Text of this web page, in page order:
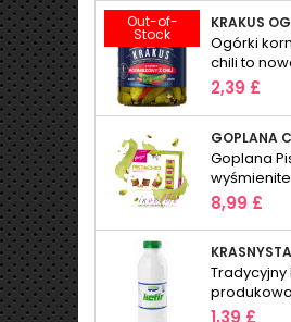
Out-of-
Stock
Ogórki
chili to
postać
2,39 £
Goplana
mleczne z
kremem
Każda
wyjątkowe
smakowe,
eleganckim,
8,99 £
Tradycyjny
wysokiej
1,39 £